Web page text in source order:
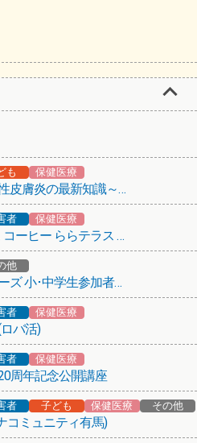
2026」作品募集！
ガイド養成講座
に
関からお声がけ
も 保健医療
オンライン講演会「アトピー性皮膚炎の最新知識～子どもから大人まで～」
者 保健医療
認知症カフェ(スターバックス コーヒー ららテラス 武蔵小杉店)
他
ウキウキみるみるアートクルーズ 小･中学生参加者募集！
者 保健医療
バ活)
者 保健医療
周年記念公開講座
者 子ども 保健医療 その他
コミュニティ有馬)